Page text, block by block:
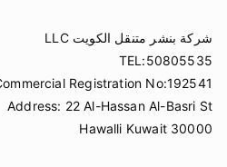
شركة بنشر متنقل الكويت LLC
TEL:50805535
Registration No:192541
Address: 22 Al-Hassan Al-Basri St
Hawalli Kuwait 30000